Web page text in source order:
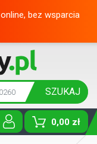
bez wsparcia
SZUKAJ
0,00 zł
Toggle